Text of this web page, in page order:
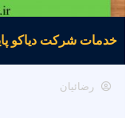
خدمات شرکت دیاکو
رضائیان